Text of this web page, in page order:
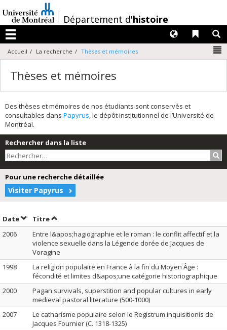
au
contenu
/Département d'histoire
Menu
Liens
Langues
Accueil La recherche Thèses et mémoires
Thèses et mémoires
Des thèses et mémoires de nos étudiants sont conservés et
consultables dans Papyrus, le dépôt institutionnel de l’Université de
Montréal.
Rechercher dans la liste
Pour une recherche détaillée
Visiter Papyrus
DateTrier par date en ordre croissant
TitreTrier par titre en ordre croissant
2006
Entre l&apos;hagiographie et le roman : le conflit affectif et la
violence sexuelle dans la Légende dorée de Jacques de
Voragine
1998
La religion populaire en France à la fin du Moyen Âge :
fécondité et limites d&apos;une catégorie historiographique
2000
Pagan survivals, superstition and popular cultures in early
medieval pastoral literature (500-1000)
2007
Le catharisme populaire selon le Registrum inquisitionis de
Jacques Fournier (C. 1318-1325)